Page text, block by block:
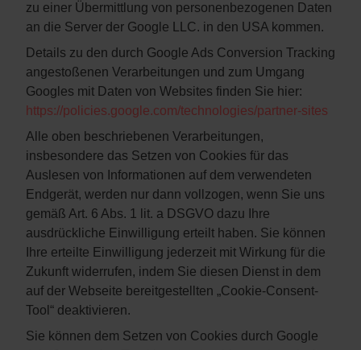
zu einer Übermittlung von personenbezogenen Daten
an die Server der Google LLC. in den USA kommen.
Details zu den durch Google Ads Conversion Tracking
angestoßenen Verarbeitungen und zum Umgang
Googles mit Daten von Websites finden Sie hier:
https://policies.google.com/technologies/partner-sites
Alle oben beschriebenen Verarbeitungen,
insbesondere das Setzen von Cookies für das
Auslesen von Informationen auf dem verwendeten
Endgerät, werden nur dann vollzogen, wenn Sie uns
gemäß Art. 6 Abs. 1 lit. a DSGVO dazu Ihre
ausdrückliche Einwilligung erteilt haben. Sie können
Ihre erteilte Einwilligung jederzeit mit Wirkung für die
Zukunft widerrufen, indem Sie diesen Dienst in dem
auf der Webseite bereitgestellten „Cookie-Consent-
Tool“ deaktivieren.
Sie können dem Setzen von Cookies durch Google